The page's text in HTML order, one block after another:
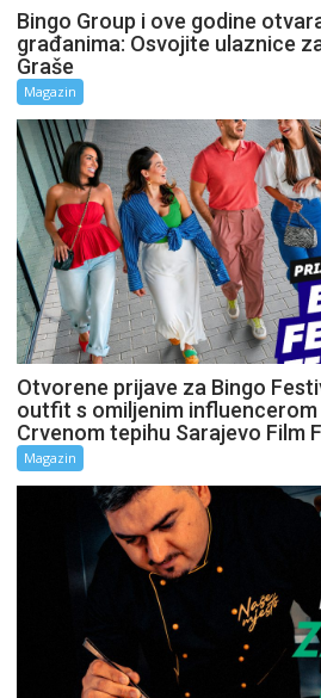
Bingo Group i ove godine
građanima: Osvojite ulaznice
Graše
Magazin
Otvorene prijave za Bingo
outfit s omiljenim
Crvenom tepihu Sarajevo Film
Magazin